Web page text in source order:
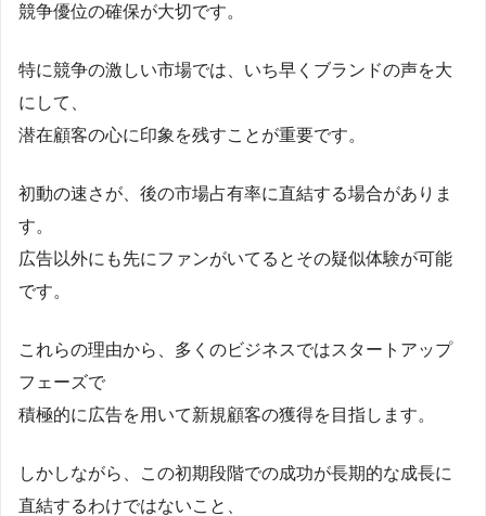
競争優位の確保が大切です。
特に競争の激しい市場では、いち早くブランドの声を大
にして、
潜在顧客の心に印象を残すことが重要です。
初動の速さが、後の市場占有率に直結する場合がありま
す。
広告以外にも先にファンがいてるとその疑似体験が可能
です。
これらの理由から、多くのビジネスではスタートアップ
フェーズで
積極的に広告を用いて新規顧客の獲得を目指します。
しかしながら、この初期段階での成功が長期的な成長に
直結するわけではないこと、